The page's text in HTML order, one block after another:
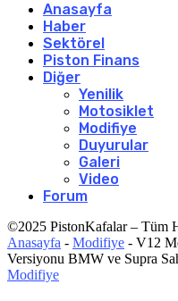
Anasayfa
Haber
Sektörel
Piston Finans
Diğer
Yenilik
Motosiklet
Modifiye
Duyurular
Galeri
Video
Forum
©2025 PistonKafalar – Tüm
Anasayfa - Modifiye - V12
Versiyonu BMW ve Supra
Modifiye